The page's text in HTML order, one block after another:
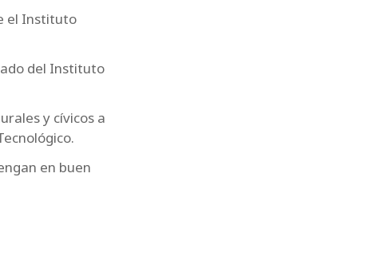
el Instituto
del Instituto
y cívicos a
en buen